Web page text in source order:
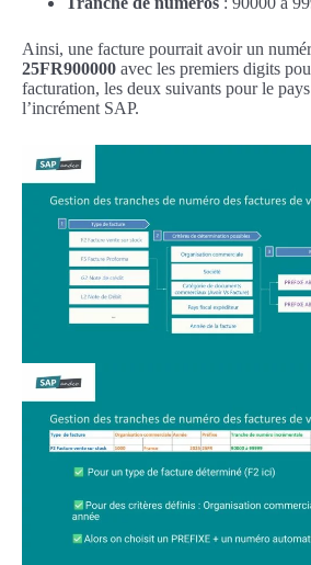
Ainsi, une facture pourrait avoir un
25FR900000 avec les premiers digits
facturation, les deux suivants pour le
l’incrément SAP.